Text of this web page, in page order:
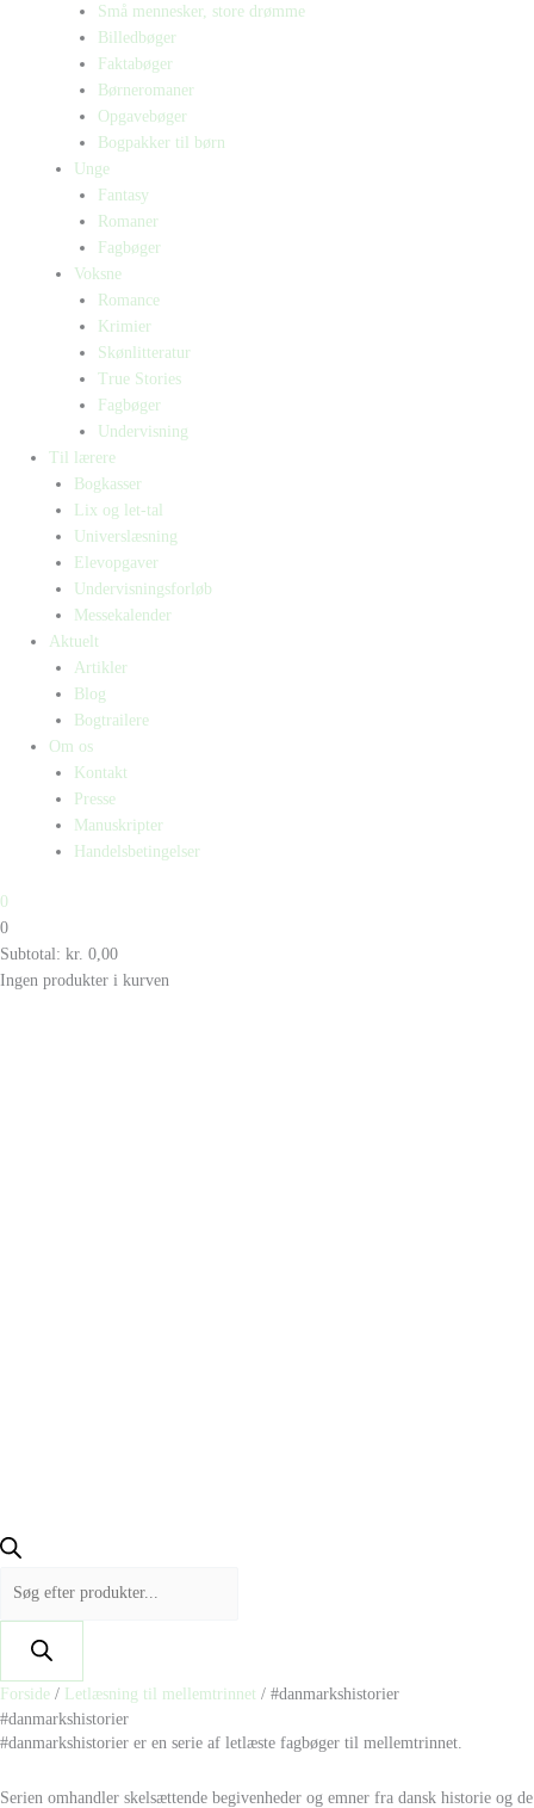
Små mennesker, store drømme
Billedbøger
Faktabøger
Børneromaner
Opgavebøger
Bogpakker til børn
Unge
Fantasy
Romaner
Fagbøger
Voksne
Romance
Krimier
Skønlitteratur
True Stories
Fagbøger
Undervisning
Til lærere
Bogkasser
Lix og let-tal
Universlæsning
Elevopgaver
Undervisningsforløb
Messekalender
Aktuelt
Artikler
Blog
Bogtrailere
Om os
Kontakt
Presse
Manuskripter
Handelsbetingelser
0
0
Subtotal: kr. 0,00
Ingen produkter i kurven
Forside / Letlæsning til mellemtrinnet / #danmarkshistorier
#danmarkshistorier
#danmarkshistorier er en serie af letlæste fagbøger til mellemtrinnet.
Serien omhandler skelsættende begivenheder og emner fra dansk historie og de